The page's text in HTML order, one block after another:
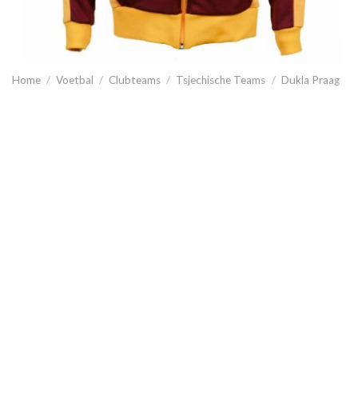
Home / Voetbal / Clubteams / Tsjechische Teams / Dukla Praag